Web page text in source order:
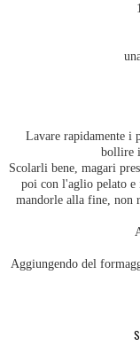
Lavare rapidamente i
bollire
Scolarli bene, magari
poi con l'aglio pelato
mandorle alla fine, non
Aggiungendo del